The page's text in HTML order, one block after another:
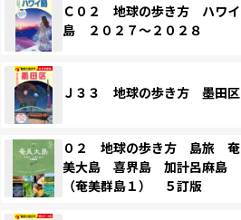
Ｃ０２ 地球の歩き方 ハワイ
島 ２０２７～２０２８
Ｊ３３ 地球の歩き方 墨田区
０２ 地球の歩き方 島旅 奄
美大島 喜界島 加計呂麻島
（奄美群島１） ５訂版